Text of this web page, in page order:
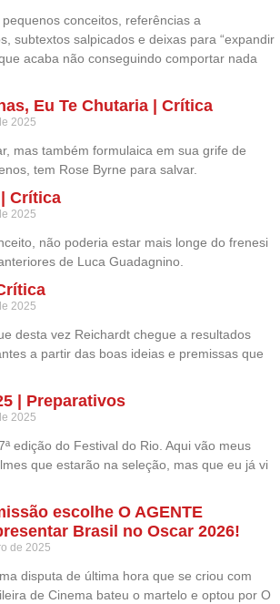
conceitos, referências a
subtextos salpicados e deixas para “expandir
acaba não conseguindo comportar nada
Eu Te Chutaria | Crítica
2025
mas também formulaica em sua grife de
tem Rose Byrne para salvar.
Crítica
2025
não poderia estar mais longe do frenesi
de Luca Guadagnino.
2025
desta vez Reichardt chegue a resultados
a partir das boas ideias e premissas que
| Preparativos
2025
edição do Festival do Rio. Aqui vão meus
que estarão na seleção, mas que eu já vi
escolhe O AGENTE
Brasil no Oscar 2026!
de 2025
disputa de última hora que se criou com
de Cinema bateu o martelo e optou por O